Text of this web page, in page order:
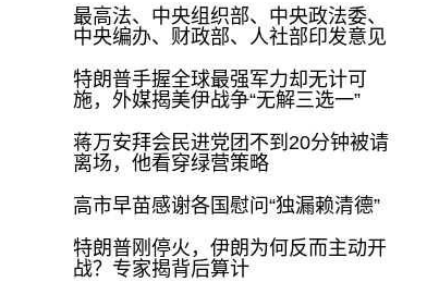
最高法、中央组织部、中央政法委、
中央编办、财政部、人社部印发意见
特朗普手握全球最强军力却无计可
施，外媒揭美伊战争“无解三选一”
蒋万安拜会民进党团不到20分钟被请
离场，他看穿绿营策略
高市早苗感谢各国慰问“独漏赖清德”
特朗普刚停火，伊朗为何反而主动开
战？专家揭背后算计